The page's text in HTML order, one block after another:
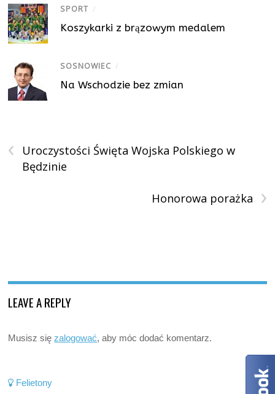
SPORT /
Koszykarki z brązowym medalem
SOSNOWIEC /
Na Wschodzie bez zmian
‹
Uroczystości Święta Wojska Polskiego w
Będzinie
›
Honorowa porażka
LEAVE A REPLY
Musisz sięzalogować, aby móc dodać komentarz.
Felietony